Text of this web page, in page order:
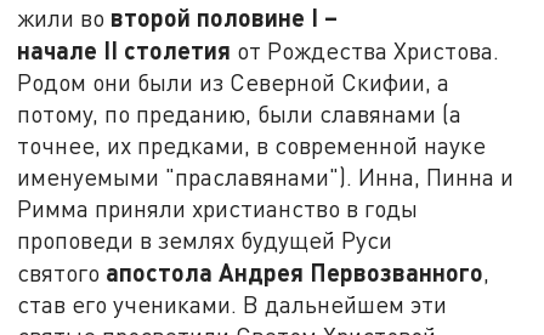
жили во второй половине I –
начале II столетия от Рождества Христова.
Родом они были из Северной Скифии, а
потому, по преданию, были славянами (а
точнее, их предками, в современной науке
именуемыми "праславянами"). Инна, Пинна и
Римма приняли христианство в годы
проповеди в землях будущей Руси
святого апостола Андрея Первозванного,
став его учениками. В дальнейшем эти